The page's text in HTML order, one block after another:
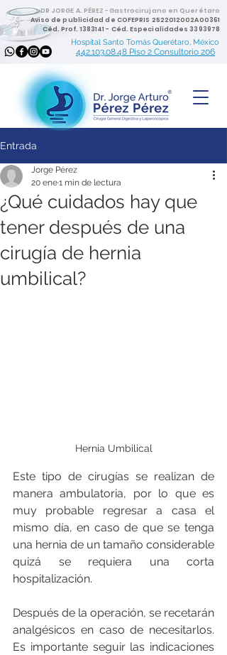
DR JORGE A. PÉREZ -Gastrocirujano en Querétaro
Aviso de publicidad de COFEPRIS 2522012002A00361
Céd. Prof.1383141 - Céd. Especialidades 3393978
Hospital Santo Tomás Querétaro, México
442.103.08.48 Piso 2 Consultorio 206
Entrada
¿Qué cuidados hay que
tener después de una
cirugía de hernia
umbilical?
Jorge Pérez
20 ene1 min de lectura
Hernia Umbilical
Este tipo de cirugías se realizan de
manera ambulatoria, por lo que es
muy probable regresar a casa el
mismo día, en caso de que se tenga
una hernia de un tamaño considerable
quizá se requiera una corta
hospitalización.
Después de la operación, se recetarán
analgésicos en caso de necesitarlos.
Es importante seguir las indicaciones